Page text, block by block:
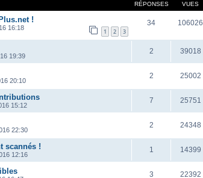
RÉPONSES VUES
!
16:18 1 2 3
34 106026
19:39
2 39018
20:10
2 25002
15:12
7 25751
22:30
2 24348
scannés !
12:16
1 14399
3 22392